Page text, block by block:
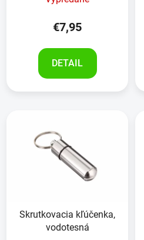
€7,95
DETAIL
Skrutkovacia kľúčenka,
vodotesná